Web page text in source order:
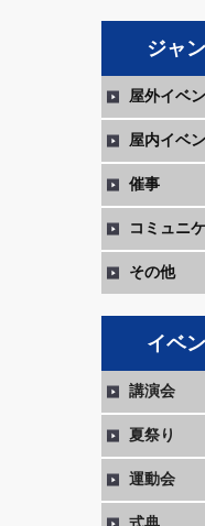
ジャ
屋外イベ
屋内イベ
催事
コミュニ
その他
イベ
講演会
夏祭り
運動会